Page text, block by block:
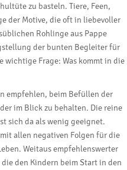
zu basteln. Tiere, Feen,
der Motive, die oft in liebevoller
Rohlinge aus Pappe
der bunten Begleiter für
Frage: Was kommt in die
empfehlen, beim Befüllen der
im Blick zu behalten. Die reine
sich da als wenig geeignet.
allen negativen Folgen für die
Weitaus empfehlenswerter
den Kindern beim Start in den